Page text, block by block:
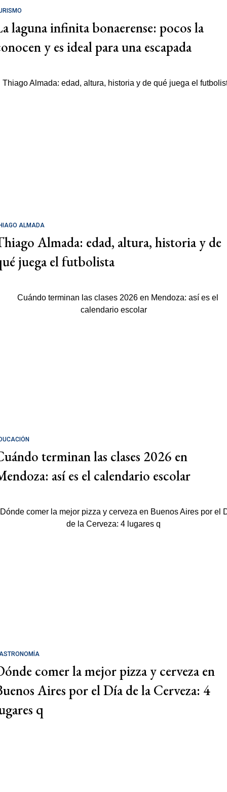
laguna infinita bonaerense: pocos la
y es ideal para una escapada
ALMADA
Almada: edad, altura, historia y de
juega el futbolista
terminan las clases 2026 en
así es el calendario escolar
comer la mejor pizza y cerveza en
Aires por el Día de la Cerveza: 4
q